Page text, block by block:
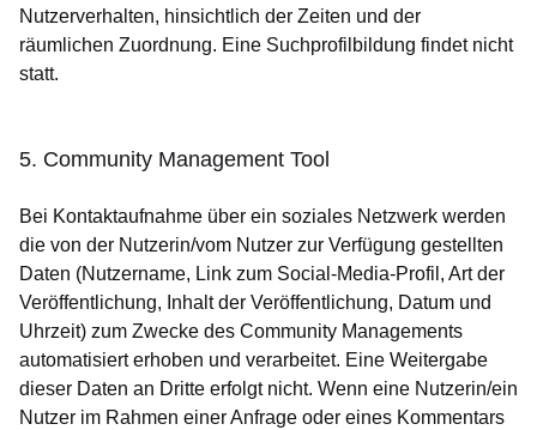
Nutzerverhalten, hinsichtlich der Zeiten und der
räumlichen Zuordnung. Eine Suchprofilbildung findet nicht
statt.
5. Community Management Tool
Bei Kontaktaufnahme über ein soziales Netzwerk werden
die von der Nutzerin/vom Nutzer zur Verfügung gestellten
Daten (Nutzername, Link zum Social-Media-Profil, Art der
Veröffentlichung, Inhalt der Veröffentlichung, Datum und
Uhrzeit) zum Zwecke des Community Managements
automatisiert erhoben und verarbeitet. Eine Weitergabe
dieser Daten an Dritte erfolgt nicht. Wenn eine Nutzerin/ein
Nutzer im Rahmen einer Anfrage oder eines Kommentars